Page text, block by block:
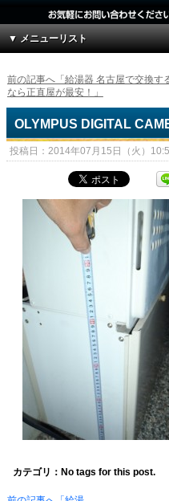
▼ メニューリスト
前の記事へ「給湯器 名古屋で交換す
なら正直屋が最安！」
OLYMPUS DIGITAL
投稿日：2014年07月15日（火）
カテゴリ：No tags for this post.